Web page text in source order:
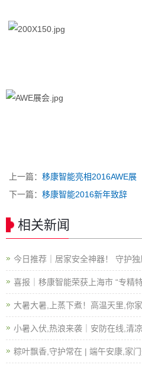
上一篇： 移康智能亮相2016AWE展
下一篇： 移康智能2016新年致辞
相关新闻
今日推荐｜居家安全神器！ 守护
喜报｜移康智能荣获上海市 “专精
大暑大暑,上蒸下煮！高温天里,你
小暑入伏,热浪来袭｜安防在线,清
粽叶飘香,守护常在 | 端午安康,家